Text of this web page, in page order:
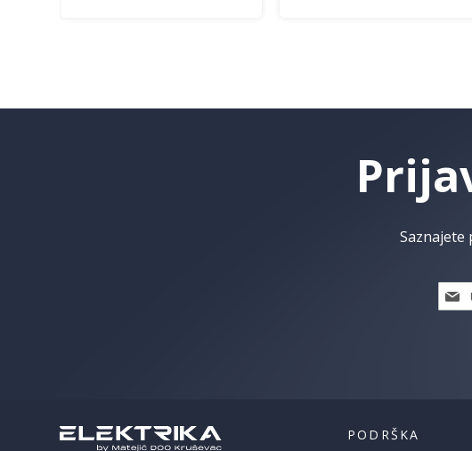
Saznajete
Prijavi
se
PODRŠKA